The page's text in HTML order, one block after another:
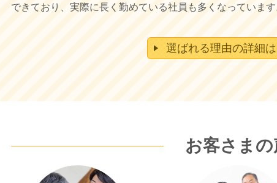
できており、実際に長く勤めている社員も多くなっていま
選ばれる理由の詳細
お客さまの